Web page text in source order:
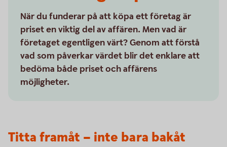
När du funderar på att köpa ett företag är
priset en viktig del av affären. Men vad är
företaget egentligen värt? Genom att förstå
vad som påverkar värdet blir det enklare att
bedöma både priset och affärens
möjligheter.
Titta framåt – inte bara bakåt